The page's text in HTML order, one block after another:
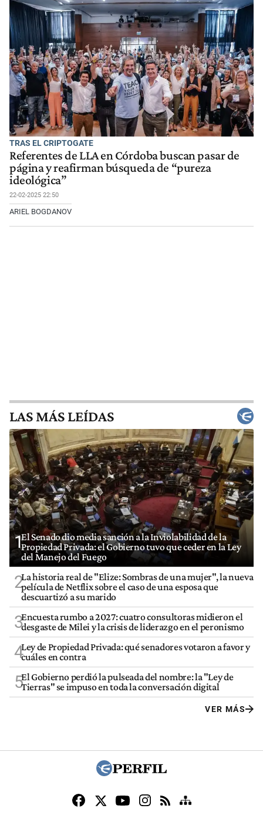
TRAS EL CRIPTOGATE
Referentes de LLA en Córdoba buscan pasar de
página y reafirman búsqueda de “pureza
ideológica”
22-02-2025 22:50
ARIEL BOGDANOV
LAS MÁS LEÍDAS
1El Senado dio media sanción a la Inviolabilidad de la
Propiedad Privada: el Gobierno tuvo que ceder en la Ley
del Manejo del Fuego
2La historia real de "Elize: Sombras de una mujer", la nueva
película de Netflix sobre el caso de una esposa que
descuartizó a su marido
3Encuesta rumbo a 2027: cuatro consultoras midieron el
desgaste de Milei y la crisis de liderazgo en el peronismo
4Ley de Propiedad Privada: qué senadores votaron a favor y
cuáles en contra
5El Gobierno perdió la pulseada del nombre: la "Ley de
Tierras" se impuso en toda la conversación digital
VER MÁS